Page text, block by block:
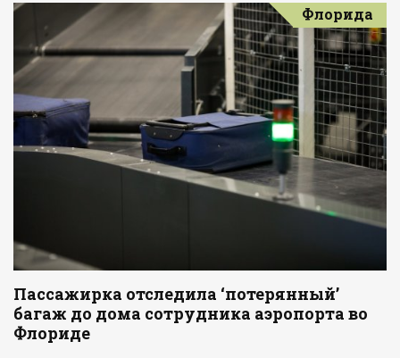
Флорида
Пассажирка отследила ‘потерянный’
багаж до дома сотрудника аэропорта во
Флориде